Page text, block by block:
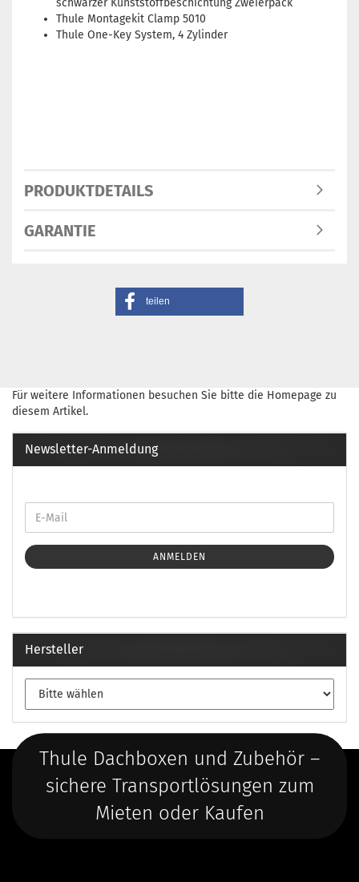
schwarzer Kunststoffbeschichtung Zweierpack
Thule Montagekit Clamp 5010
Thule One-Key System, 4 Zylinder
PRODUKTDETAILS
GARANTIE
teilen
Für weitere Informationen besuchen Sie bitte die Homepage zu
diesem Artikel.
Newsletter-Anmeldung
ANMELDEN
Hersteller
Thule Dachboxen und Zubehör –
sichere Transportlösungen zum
Mieten oder Kaufen